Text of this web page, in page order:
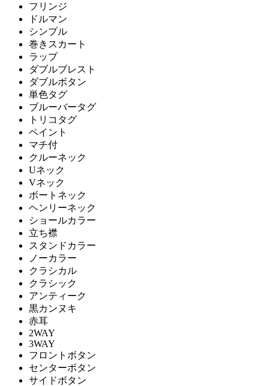
フリンジ
ドルマン
シンプル
巻きスカート
ラップ
ダブルブレスト
ダブルボタン
単色タグ
ブルーバータグ
トリコタグ
ペイント
マチ付
クルーネック
Uネック
Vネック
ボートネック
ヘンリーネック
ショールカラー
立ち襟
スタンドカラー
ノーカラー
クラシカル
クラシック
アンティーク
黒カンヌキ
赤耳
2WAY
3WAY
フロントボタン
センターボタン
サイドボタン